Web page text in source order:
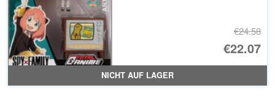
€24.58
€22.07
NICHT AUF LAGER